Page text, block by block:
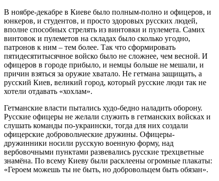
В ноябре-декабре в Киеве было полным-полно и офицеров, и
юнкеров, и студентов, и просто здоровых русских людей,
вполне способных стрелять из винтовки и пулемета. Самих
винтовок и пулеметов на складах было сколько угодно,
патронов к ним – тем более. Так что сформировать
пятидесятитысячное войско было не сложнее, чем весной. И
офицеров в городе прибыло, и немцы больше не мешали, и
причин взяться за оружие хватало. Не гетмана защищать, а
русский Киев, великий город, который русские люди так не
хотели отдавать «хохлам».
Гетманские власти пытались худо-бедно наладить оборону.
Русские офицеры не желали служить в гетманских войсках и
слушать команды по-украински, тогда для них создали
офицерские добровольческие дружины. Офицеры-
дружинники носили русскую военную форму, над
вербовочными пунктами развевались русские трехцветные
знамёна. По всему Киеву были расклеены огромные плакаты:
«Героем можешь ты не быть, но добровольцем быть обязан».